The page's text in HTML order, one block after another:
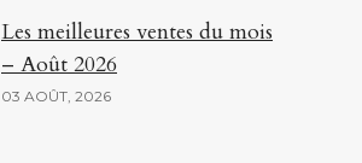
Les meilleures ventes du mois
– Août 2026
03 AOÛT, 2026